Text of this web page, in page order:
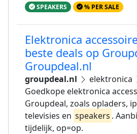
SPEAKERS % PER SALE
Elektronica
beste deals op
Groupdeal.nl
groupdeal.nl elektronica
Goedkope elektronica
Groupdeal, zoals opladers,
televisies en speakers .
tijdelijk, op=op.